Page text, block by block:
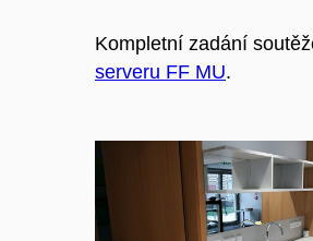
Kompletní zadání
serveru FF MU.